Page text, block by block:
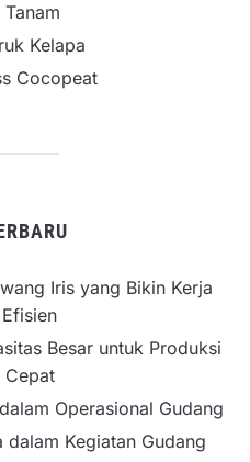
Kelapa
Cocopeat
Iris yang Bikin Kerja
Besar untuk Produksi
Cepat
Operasional Gudang
Kegiatan Gudang